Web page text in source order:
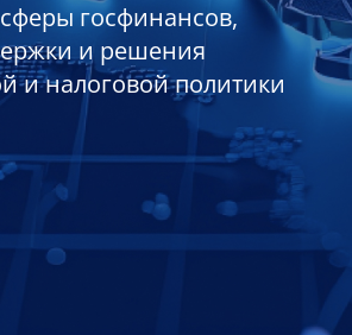
госфинансов,
и решения
и налоговой политики